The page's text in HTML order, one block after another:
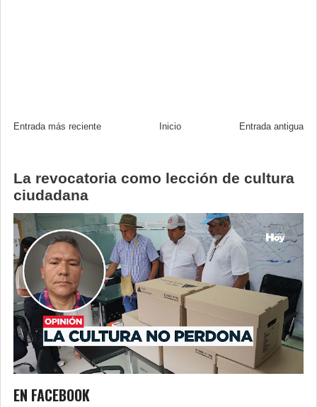
Entrada más reciente Entrada antigua
Inicio
La revocatoria como lección de cultura
ciudadana
EN FACEBOOK